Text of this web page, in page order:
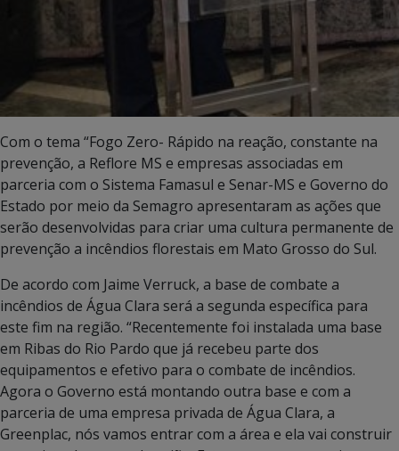
Com o tema “Fogo Zero- Rápido na reação, constante na
prevenção, a Reflore MS e empresas associadas em
parceria com o Sistema Famasul e Senar-MS e Governo do
Estado por meio da Semagro apresentaram as ações que
serão desenvolvidas para criar uma cultura permanente de
prevenção a incêndios florestais em Mato Grosso do Sul.
De acordo com Jaime Verruck, a base de combate a
incêndios de Água Clara será a segunda específica para
este fim na região. “Recentemente foi instalada uma base
em Ribas do Rio Pardo que já recebeu parte dos
equipamentos e efetivo para o combate de incêndios.
Agora o Governo está montando outra base e com a
parceria de uma empresa privada de Água Clara, a
Greenplac, nós vamos entrar com a área e ela vai construir